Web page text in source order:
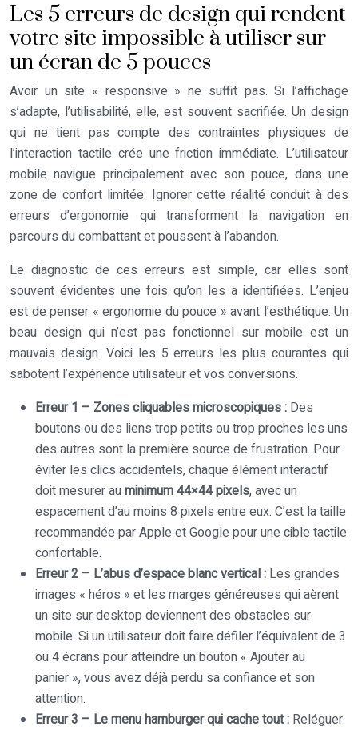
Les 5 erreurs de design qui rendent
votre site impossible à utiliser sur
un écran de 5 pouces
Avoir un site « responsive » ne suffit pas. Si l’affichage
s’adapte, l’utilisabilité, elle, est souvent sacrifiée. Un design
qui ne tient pas compte des contraintes physiques de
l’interaction tactile crée une friction immédiate. L’utilisateur
mobile navigue principalement avec son pouce, dans une
zone de confort limitée. Ignorer cette réalité conduit à des
erreurs d’ergonomie qui transforment la navigation en
parcours du combattant et poussent à l’abandon.
Le diagnostic de ces erreurs est simple, car elles sont
souvent évidentes une fois qu’on les a identifiées. L’enjeu
est de penser « ergonomie du pouce » avant l’esthétique. Un
beau design qui n’est pas fonctionnel sur mobile est un
mauvais design. Voici les 5 erreurs les plus courantes qui
sabotent l’expérience utilisateur et vos conversions.
Erreur 1 – Zones cliquables microscopiques : Des
boutons ou des liens trop petits ou trop proches les uns
des autres sont la première source de frustration. Pour
éviter les clics accidentels, chaque élément interactif
doit mesurer auminimum 44×44 pixels, avec un
espacement d’au moins 8 pixels entre eux. C’est la taille
recommandée par Apple et Google pour une cible tactile
confortable.
Erreur 2 – L’abus d’espace blanc vertical : Les grandes
images « héros » et les marges généreuses qui aèrent
un site sur desktop deviennent des obstacles sur
mobile. Si un utilisateur doit faire défiler l’équivalent de 3
ou 4 écrans pour atteindre un bouton « Ajouter au
panier », vous avez déjà perdu sa confiance et son
attention.
Erreur 3 – Le menu hamburger qui cache tout : Reléguer